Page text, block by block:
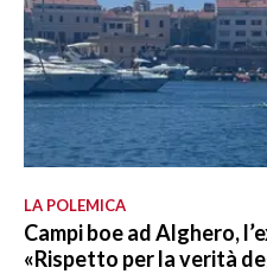
LA POLEMICA
Campi boe ad Alghero,
«Rispetto per la verità